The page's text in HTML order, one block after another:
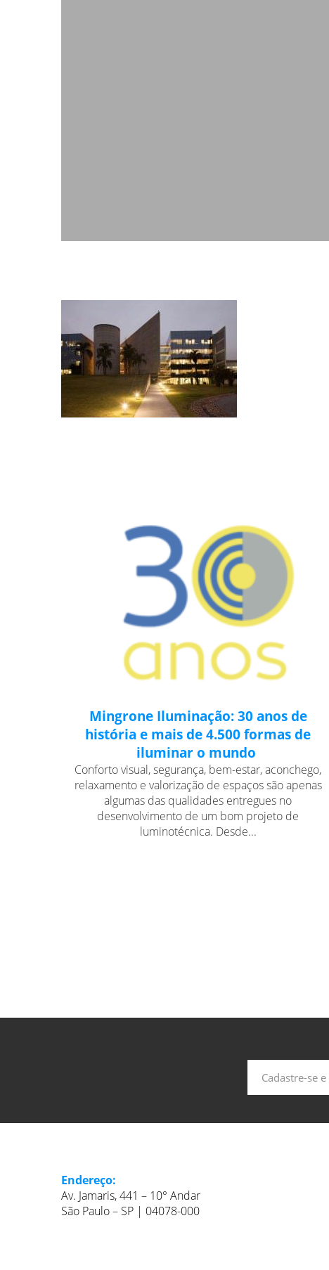
Mingrone Iluminação: 30 anos de
história e mais de 4.500 formas de
iluminar o mundo
Conforto visual, segurança, bem-estar, aconchego,
relaxamento e valorização de espaços são apenas
algumas das qualidades entregues no
desenvolvimento de um bom projeto de
luminotécnica. Desde...
Endereço:
Av. Jamaris, 441 – 10° Andar
São Paulo – SP | 04078-000